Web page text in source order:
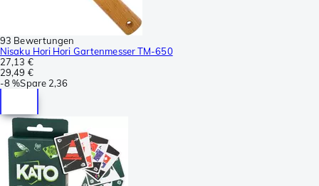
93 Bewertungen
Nisaku Hori Hori Gartenmesser TM-650
27,13 €
29,49 €
-8 %Spare 2,36